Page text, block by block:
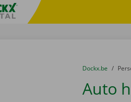
DEMO
U bevindt zich
van
Dockx.be naar
Auto